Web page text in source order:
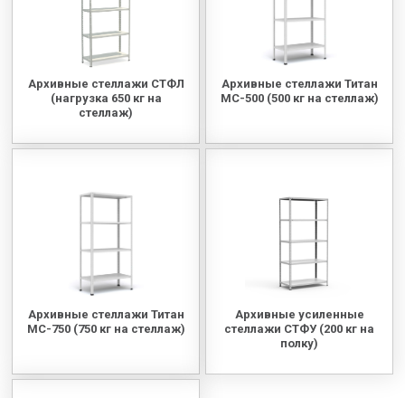
СТАЛЬНЫЕ ДВЕРИ
Архивные стеллажи СТФЛ
(нагрузка 650 кг на
стеллаж)
Архивные стеллажи Титан
МС-500 (500 кг на стеллаж)
Архивные стеллажи Титан
МС-750 (750 кг на стеллаж)
Архивные усиленные
стеллажи СТФУ (200 кг на
полку)